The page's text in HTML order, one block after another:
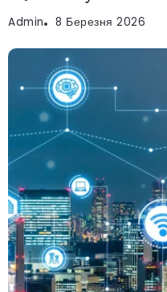
Admin 8 Березня 2026